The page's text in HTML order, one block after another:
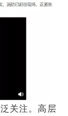
关注。高层